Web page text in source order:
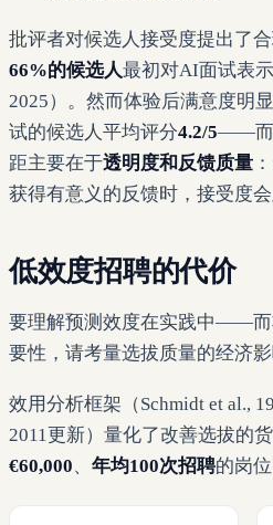
批评者对候选人接受度提出了
66%的候选人最初对AI面试表
2025）。然而体验后满意度明
试的候选人平均评分4.2/5——而
距主要在于透明度和反馈质量
获得有意义的反馈时，接受度会
低效度招聘的代价
要理解预测效度在实践中——
要性，请考量选拔质量的经济影
效用分析框架（Schmidt et al.,
2011更新）量化了改善选拔的
€60,000、 年均100次招聘的岗位